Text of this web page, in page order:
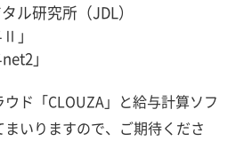
ル研究所（JDL）
」
」
ド「CLOUZA」と給与計算ソフ
まいりますので、ご期待くださ